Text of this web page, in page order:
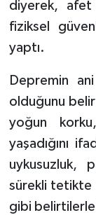
diyerek, afet
fiziksel
yaptı.
Depremin
olduğunu
yoğun
yaşadığını
uykusuzluk,
sürekli tetikte
gibi